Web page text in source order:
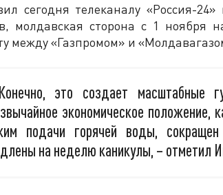
сегодня телеканалу «Россия-
молдавская сторона с 1 ноября
между «Газпромом» и
это создает масштабные
экономическое положение,
подачи горячей воды,
на неделю каникулы, – отметил